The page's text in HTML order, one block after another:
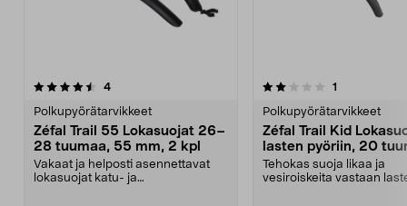
4arvostelut
Polkupyörätarvikkeet
Zéfal Trail 55 Lokasuojat 26–
28 tuumaa, 55 mm, 2 kpl
Vakaat ja helposti asennettavat
lokasuojat katu- ja
2.0viidestä
1
Polkupyörätarvikkeet
Zéfal Trail Kid
lasten pyöriin, 20
45 mm, 2 kpl
Tehokas suoja likaa ja
vesiroiskeita vastaan
4.0viidestä